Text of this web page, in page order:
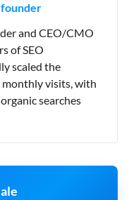
and CEO/CMO
of SEO
scaled the
monthly visits, with
searches